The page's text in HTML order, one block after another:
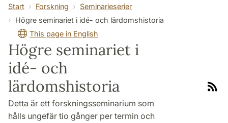
Om institutionen Kontakt
Start Forskning
Seminarieserier
Högre seminariet i idé- och lärdomshistoria
This page in English
Högre seminariet i
idé- och
lärdomshistoria
Rss-
Detta är ett forskningsseminarium som
hålls ungefär tio gånger per termin och